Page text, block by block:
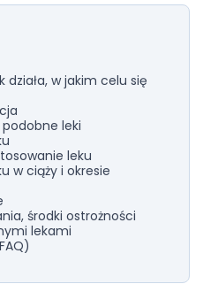
w jakim celu się
leki
leku
w ciąży i okresie
środki ostrożności
lekami